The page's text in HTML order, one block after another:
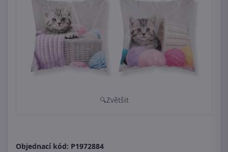
Zvětšit
Objednací kód: P1972884